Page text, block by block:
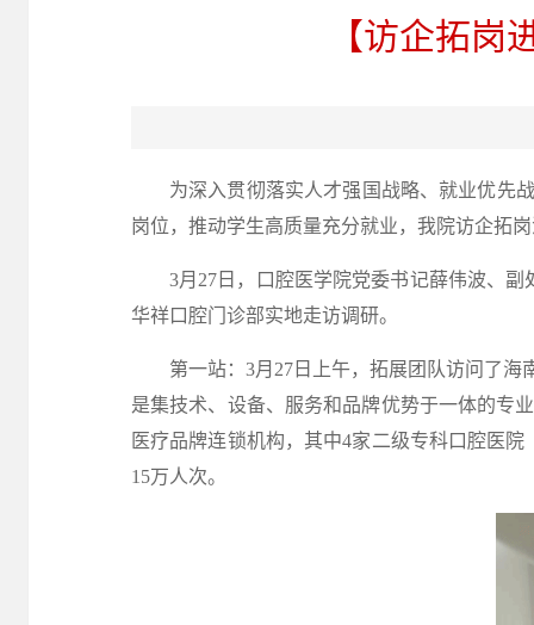
【访企拓岗
为深入贯彻落实人才强国战略、就业优先
岗位，推动学生高质量充分就业，我院访企拓
3月27日，口腔医学院党委书记薛伟波、
华祥口腔门诊部实地走访调研。
第一站： 3月27日上午，拓展团队访问了海
是集技术、设备、服务和品牌优势于一体的专
医疗品牌连锁机构，其中4家二级专科口腔医
15万人次。